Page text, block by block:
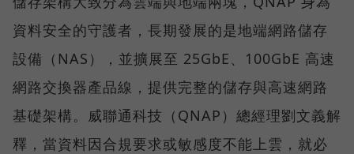
資料安全的守護者，長期發展的是地端網路儲存
設備（NAS），並擴展至 25GbE、100GbE 高速
網路交換器產品線，提供完整的儲存與高速網路
基礎架構。威聯通科技（QNAP）總經理劉文義解
釋，當資料因合規要求或敏感度不能上雲，就必